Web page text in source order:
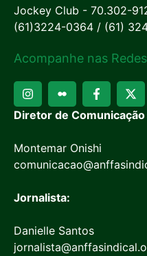
Jockey Club - 70.302-
(61)3224-0364 / (61)
Acompanhe nas
Diretor de
Montemar Onishi
Jornalista:
Danielle Santos